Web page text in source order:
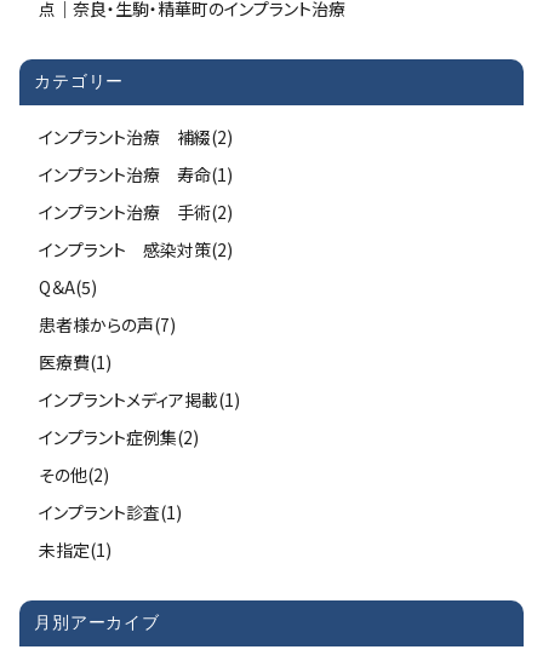
点｜奈良・生駒・精華町のインプラント治療
カテゴリー
インプラント治療 補綴(2)
インプラント治療 寿命(1)
インプラント治療 手術(2)
インプラント 感染対策(2)
Q＆A(5)
患者様からの声(7)
医療費(1)
インプラントメディア掲載(1)
インプラント症例集(2)
その他(2)
インプラント診査(1)
未指定(1)
月別アーカイブ